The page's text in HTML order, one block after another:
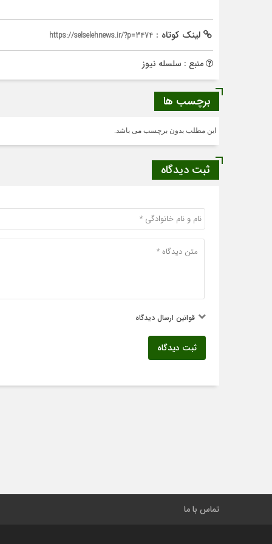
لینک کوتاه : https://selselehnews.ir/?p=3474
منبع : سلسله نیوز
برچسب ها
این مطلب بدون برچسب می باشد.
ثبت دیدگاه
قوانین ارسال دیدگاه
ثبت دیدگاه
تماس با ما